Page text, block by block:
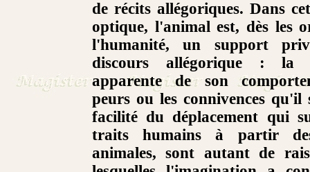
de récits allégoriques. Dans
optique, l'animal est, dès les
l'humanité, un support
discours allégorique : la
apparente de son
peurs ou les connivences qu'il
facilité du déplacement qui
traits humains à partir
animales, sont autant de